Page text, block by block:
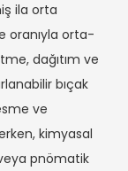
ila orta
oranıyla orta-
dağıtım ve
bıçak
ve
kimyasal
pnömatik